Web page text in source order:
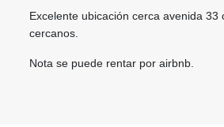
Excelente ubicación cerca avenida
cercanos.
Nota se puede rentar por airbnb.